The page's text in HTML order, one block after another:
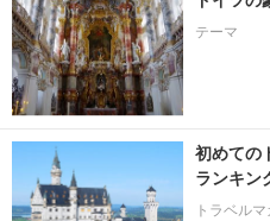
エ
ア
フ
ル
ト
セ
テーマ
初めての
ランキン
トラベル